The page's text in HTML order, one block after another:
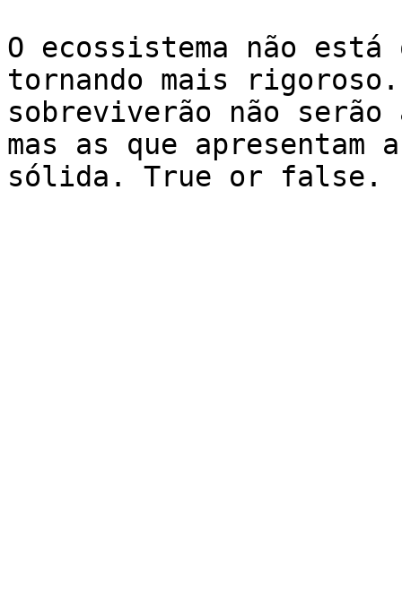
O ecossistema não
tornando mais rigoroso.
sobreviverão não
mas as que
sólida. True or false.